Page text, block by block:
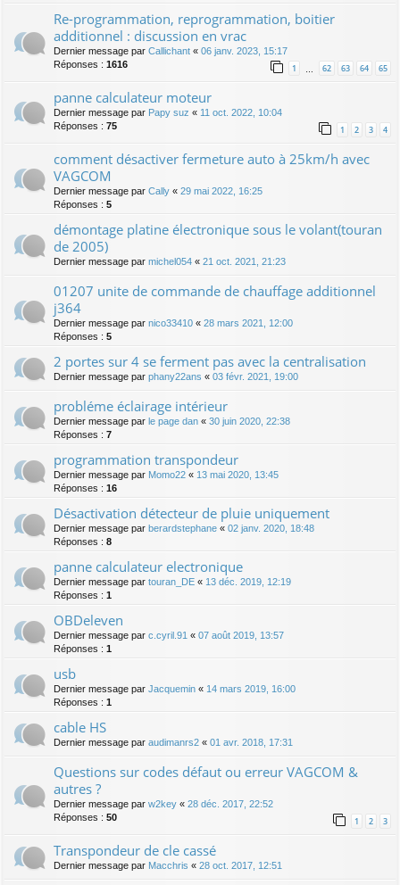
Re-programmation, reprogrammation, boitier
additionnel : discussion en vrac
Dernier message par Callichant « 06 janv. 2023, 15:17
Réponses : 1616 1 62 63 64 65
panne calculateur moteur
Dernier message par Papy suz « 11 oct. 2022, 10:04
Réponses : 75 1 2 3 4
comment désactiver fermeture auto à 25km/h avec
VAGCOM
Dernier message par Cally « 29 mai 2022, 16:25
Réponses : 5
démontage platine électronique sous le volant(touran
de 2005)
Dernier message par michel054 « 21 oct. 2021, 21:23
01207 unite de commande de chauffage additionnel
j364
Dernier message par nico33410 « 28 mars 2021, 12:00
Réponses : 5
2 portes sur 4 se ferment pas avec la centralisation
Dernier message par phany22ans « 03 févr. 2021, 19:00
probléme éclairage intérieur
Dernier message par le page dan « 30 juin 2020, 22:38
Réponses : 7
programmation transpondeur
Dernier message par Momo22 « 13 mai 2020, 13:45
Réponses : 16
Désactivation détecteur de pluie uniquement
Dernier message par berardstephane « 02 janv. 2020, 18:48
Réponses : 8
panne calculateur electronique
Dernier message par touran_DE « 13 déc. 2019, 12:19
Réponses : 1
OBDeleven
Dernier message par c.cyril.91 « 07 août 2019, 13:57
Réponses : 1
usb
Dernier message par Jacquemin « 14 mars 2019, 16:00
Réponses : 1
cable HS
Dernier message par audimanrs2 « 01 avr. 2018, 17:31
Questions sur codes défaut ou erreur VAGCOM &
autres ?
Dernier message par w2key « 28 déc. 2017, 22:52
Réponses : 50 1 2 3
Transpondeur de cle cassé
Dernier message par Macchris « 28 oct. 2017, 12:51